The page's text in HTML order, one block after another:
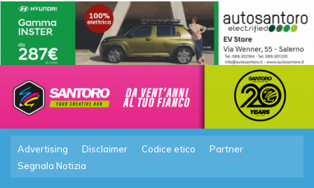
Advertising Disclaimer Codice etico
Partner
Segnala Notizia